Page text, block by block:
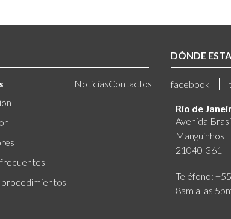
procedimientos
NoticiasContactos
DÓNDE
facebook
Rio de
Avenida
Manguinhos
21040-361
Teléfono:
8am a las